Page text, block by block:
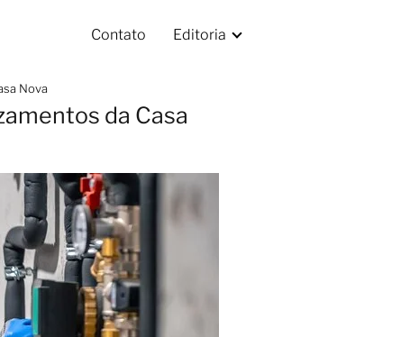
Contato Editoria
Nova
da Casa